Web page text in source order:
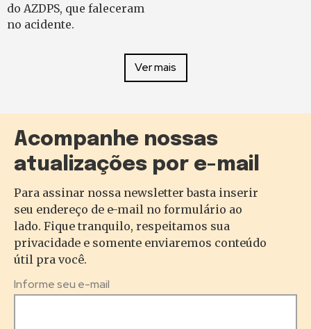
do AZDPS, que faleceram
no acidente.
Ver mais
Acompanhe nossas
atualizações por e-mail
Para assinar nossa newsletter basta inserir
seu endereço de e-mail no formulário ao
lado. Fique tranquilo, respeitamos sua
privacidade e somente enviaremos conteúdo
útil pra você.
Informe seu e-mail